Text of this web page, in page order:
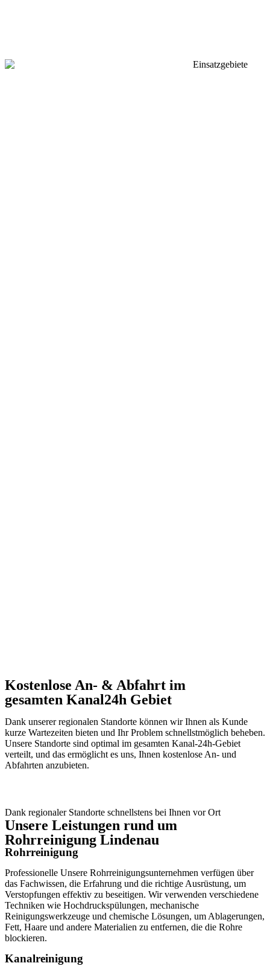
Kostenlose An- & Abfahrt im
gesamten Kanal24h Gebiet
Dank unserer regionalen Standorte können wir Ihnen als Kunde
kurze Wartezeiten bieten und Ihr Problem schnellstmöglich beheben.
Unsere Standorte sind optimal im gesamten Kanal-24h-Gebiet
verteilt, und das ermöglicht es uns, Ihnen kostenlose An- und
Abfahrten anzubieten.
Dank regionaler Standorte schnellstens bei Ihnen vor Ort
Unsere Leistungen rund um
Rohrreinigung Lindenau
Rohrreinigung
Professionelle Unsere Rohrreinigungsunternehmen verfügen über
das Fachwissen, die Erfahrung und die richtige Ausrüstung, um
Verstopfungen effektiv zu beseitigen. Wir verwenden verschiedene
Techniken wie Hochdruckspülungen, mechanische
Reinigungswerkzeuge und chemische Lösungen, um Ablagerungen,
Fett, Haare und andere Materialien zu entfernen, die die Rohre
blockieren.
Kanalreinigung